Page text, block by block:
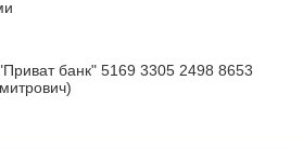
банк" 5169 3305 2498 8653